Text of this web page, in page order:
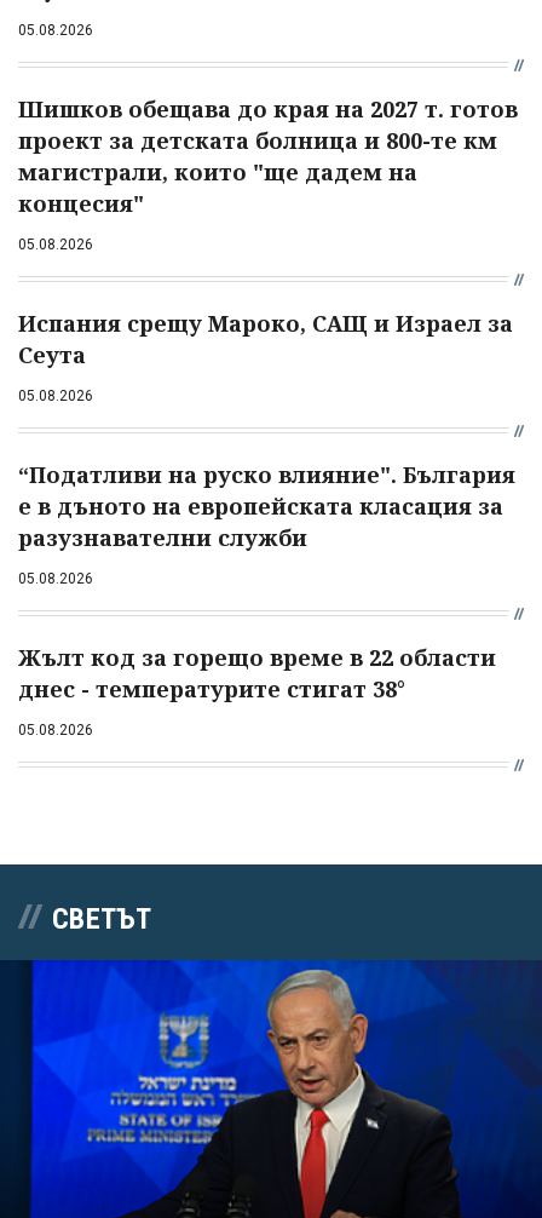
05.08.2026
Шишков обещава до края на 2027 т. готов
проект за детската болница и 800-те км
магистрали, които "ще дадем на
концесия"
05.08.2026
Испания срещу Мароко, САЩ и Израел за
Сеута
05.08.2026
“Податливи на руско влияние". България
е в дъното на европейската класация за
разузнавателни служби
05.08.2026
Жълт код за горещо време в 22 области
днес - температурите стигат 38°
05.08.2026
СВЕТЪТ